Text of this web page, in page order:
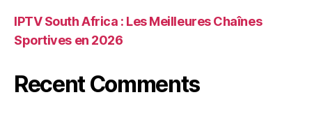
IPTV South Africa : Les Meilleures Chaînes
Sportives en 2026
Recent Comments